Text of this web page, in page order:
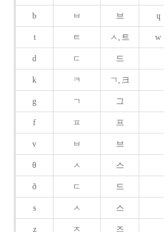
b ㅂ 브 ɥ
t ㅌ ㅅ, 트 w
d ㄷ 드
k ㅋ ㄱ, 크
g ㄱ 그
f ㅍ 프
v ㅂ 브
θ ㅅ 스
ð ㄷ 드
s ㅅ 스
z ㅈ 즈